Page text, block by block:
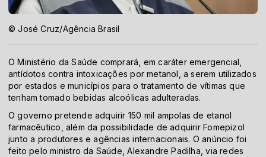
© José Cruz/Agência Brasil
O Ministério da Saúde comprará, em caráter emergencial,
antídotos contra intoxicações por metanol, a serem utilizados
por estados e municípios para o tratamento de vítimas que
tenham tomado bebidas alcoólicas adulteradas.
O governo pretende adquirir 150 mil ampolas de etanol
farmacêutico, além da possibilidade de adquirir Fomepizol
junto a produtores e agências internacionais. O anúncio foi
feito pelo ministro da Saúde, Alexandre Padilha, via redes